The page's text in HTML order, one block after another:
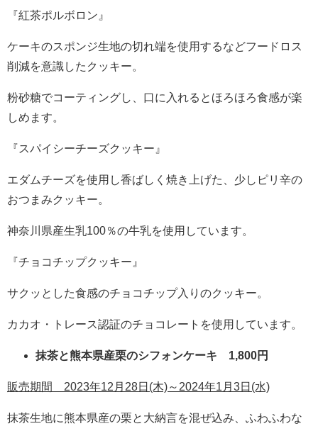
『紅茶ポルボロン』
ケーキのスポンジ生地の切れ端を使用するなどフードロス
削減を意識したクッキー。
粉砂糖でコーティングし、口に入れるとほろほろ食感が楽
しめます。
『スパイシーチーズクッキー』
エダムチーズを使用し香ばしく焼き上げた、少しピリ辛の
おつまみクッキー。
神奈川県産生乳100％の牛乳を使用しています。
『チョコチップクッキー』
サクッとした食感のチョコチップ入りのクッキー。
カカオ・トレース認証のチョコレートを使用しています。
抹茶と熊本県産栗のシフォンケーキ 1,800円
販売期間 2023年12月28日(木)～2024年1月3日(水)
抹茶生地に熊本県産の栗と大納言を混ぜ込み、ふわふわな